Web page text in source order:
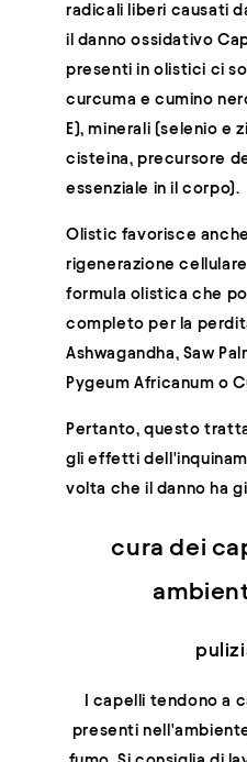
radicali liberi causati
il danno ossidativo
presenti in olistici ci
curcuma e cumino
E), minerali (selenio e
cisteina, precursore
essenziale in il corpo).
Olistic favorisce
rigenerazione
formula olistica che
completo per la
Ashwagandha, Saw
Pygeum Africanum o
Pertanto, questo
gli effetti
volta che il danno ha
cura dei
I capelli tendono a
presenti